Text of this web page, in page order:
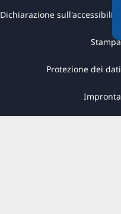
KO
BG
Dichiarazione sull'accessibilità
Stampa
Protezione dei dati
Impronta